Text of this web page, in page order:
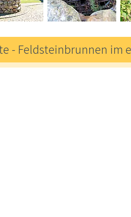
- Feldsteinbrunnen im